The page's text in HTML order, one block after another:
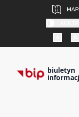
biuletyn